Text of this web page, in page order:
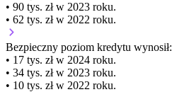
• 90 tys. zł w 2023 roku.
• 62 tys. zł w 2022 roku.
Bezpieczny poziom kredytu wynosił:
• 17 tys. zł w 2024 roku.
• 34 tys. zł w 2023 roku.
• 10 tys. zł w 2022 roku.